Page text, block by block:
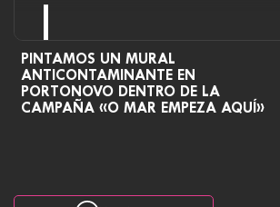
PINTAMOS UN MURAL
ANTICONTAMINANTE EN
PORTONOVO DENTRO DE LA
CAMPAÑA «O MAR EMPEZA AQUÍ»